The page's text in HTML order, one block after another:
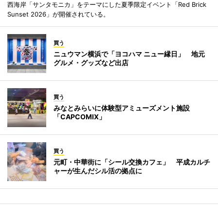
西海岸「サンタモニカ」をテーマにした夏季限定イベント「Red Brick
Sunset 2026」が開催されている。
買う
ニュウマン横浜で「ヨコハマ ニュー縁日」 地元
グルメ・グッズなど出店
買う
みなとみらいに体験型アミューズメント施設
「CAPCOMIX」
買う
元町・中華街に「シール交換カフェ」 平成カルチ
ャーが生んだシル活の拠点に